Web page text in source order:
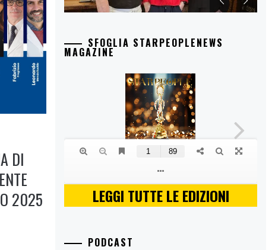
DI
2025
SFOGLIA STARPEOPLENEWS
MAGAZINE
LEGGI TUTTE LE EDIZIONI
PODCAST